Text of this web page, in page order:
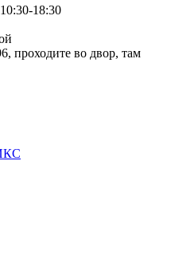
18:30
проходите во двор, там